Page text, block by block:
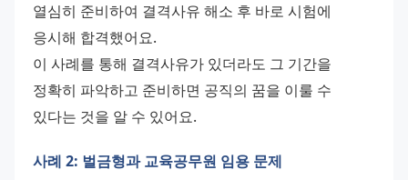
열심히 준비하여 결격사유 해소 후 바로 시험에
응시해 합격했어요.
이 사례를 통해 결격사유가 있더라도 그 기간을
정확히 파악하고 준비하면 공직의 꿈을 이룰 수
있다는 것을 알 수 있어요.
사례 2: 벌금형과 교육공무원 임용 문제